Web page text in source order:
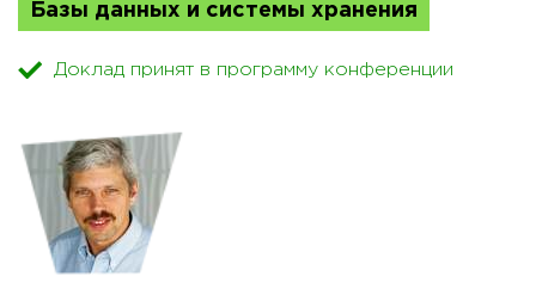
Базы данных и системы хранения
Доклад принят в программу конференции